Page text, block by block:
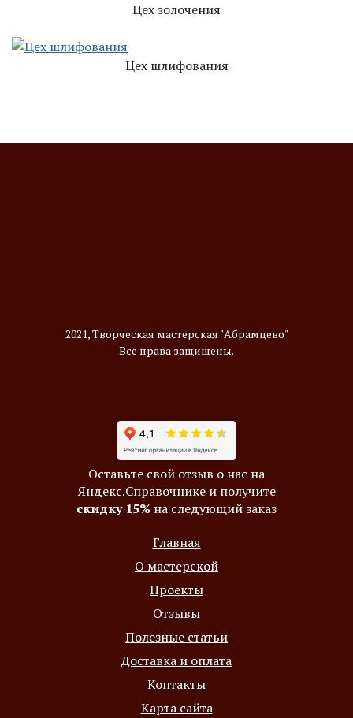
Цех золочения
Цех шлифования
2021, Творческая мастерская "Абрамцево"
Все права защищены.
Оставьте свой отзыв о нас на
Яндекс.Справочникеи получите
скидку 15% на следующий заказ
Главная
О мастерской
Проекты
Отзывы
Полезные статьи
Доставка и оплата
Контакты
Карта сайта